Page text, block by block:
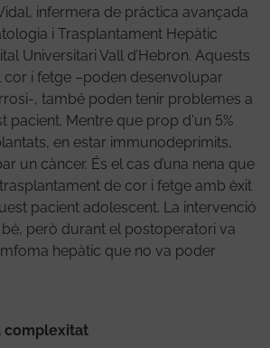
infermera de pràctica avançada
i Trasplantament Hepàtic
Universitari Vall d’Hebron. Aquests
cor i fetge –poden desenvolupar
, també poden tenir problemes a
pacient. Mentre que prop d'un 5%
en estar immunodeprimits,
un càncer. És el cas d’una nena que
de cor i fetge amb èxit
pacient adolescent. La intervenció
però durant el postoperatori va
hepàtic que no va poder
complexitat